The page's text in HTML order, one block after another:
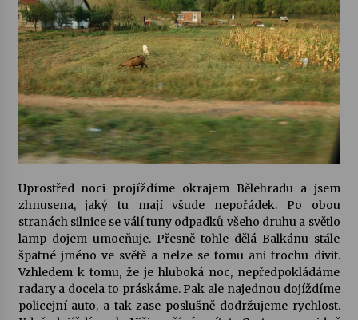
Uprostřed noci projíždíme okrajem Bělehradu a jsem
zhnusena, jaký tu mají všude nepořádek. Po obou
stranách silnice se válí tuny odpadků všeho druhu a světlo
lamp dojem umocňuje. Přesně tohle dělá Balkánu stále
špatné jméno ve světě a nelze se tomu ani trochu divit.
Vzhledem k tomu, že je hluboká noc, nepředpokládáme
radary a docela to práskáme. Pak ale najednou dojíždíme
policejní auto, a tak zase poslušně dodržujeme rychlost.